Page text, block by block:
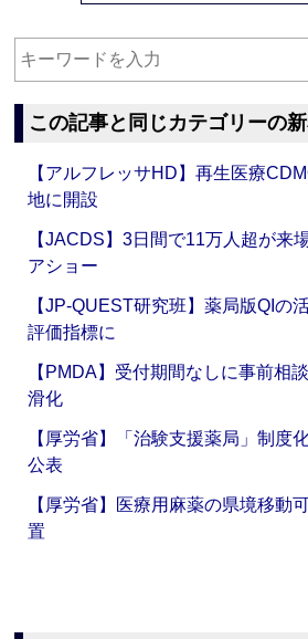
この記事と同じカテゴリーの
【アルフレッサHD】再生医療
地に開設
【JACDS】3日間で11万人超が来
アショー
【JP-QUEST研究班】薬局版QIの
評価指標に
【PMDA】受付期間なしに事前相
滑化
【厚労省】「治験支援薬局」制度
公表
【厚労省】医療用麻薬の県境移動
置